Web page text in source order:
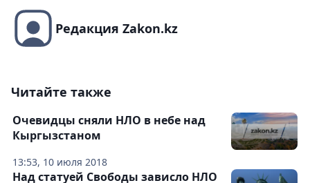
Редакция Zakon.kz
Читайте также
13:53, 10 июля 2018
Очевидцы сняли НЛО в небе над
Кыргызстаном
Над статуей Свободы зависло НЛО